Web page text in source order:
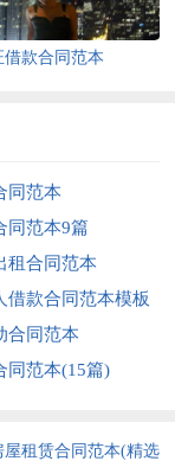
借款合同范本
同范本
同范本9篇
租合同范本
借款合同范本模板
合同范本
同范本(15篇)
屋租赁合同范本(精选